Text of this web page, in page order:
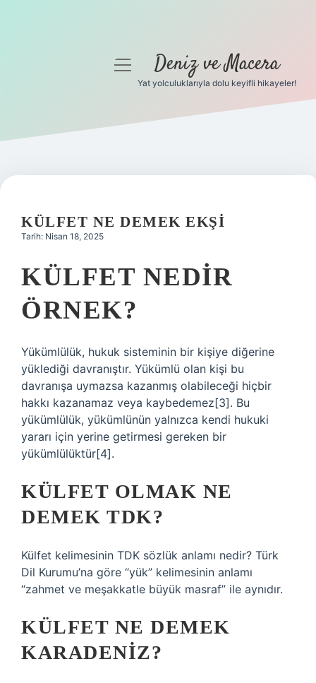
Gizlilik Politikası
Yasal Uyarı
menüyüDeniz ve Macera
Yat yolculuklarıyla dolu keyifli hikayeler!
KÜLFET NE DEMEK EKŞI
Tarih: Nisan 18, 2025
KÜLFET NEDIR
ÖRNEK?
Yükümlülük, hukuk sisteminin bir kişiye diğerine
yüklediği davranıştır. Yükümlü olan kişi bu
davranışa uymazsa kazanmış olabileceği hiçbir
hakkı kazanamaz veya kaybedemez[3]. Bu
yükümlülük, yükümlünün yalnızca kendi hukuki
yararı için yerine getirmesi gereken bir
yükümlülüktür[4].
KÜLFET OLMAK NE
DEMEK TDK?
Külfet kelimesinin TDK sözlük anlamı nedir? Türk
Dil Kurumu’na göre “yük” kelimesinin anlamı
“zahmet ve meşakkatle büyük masraf” ile aynıdır.
KÜLFET NE DEMEK
KARADENIZ?